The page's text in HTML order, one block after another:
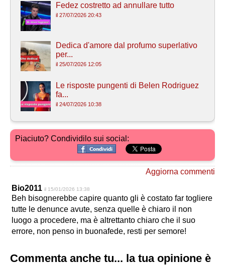
Fedez costretto ad annullare tutto
il 27/07/2026 20:43
Dedica d'amore dal profumo superlativo
per...
il 25/07/2026 12:05
Le risposte pungenti di Belen Rodriguez
fa...
il 24/07/2026 10:38
Piaciuto? Condividilo sui social:
Aggiorna commenti
Bio2011 il 15/01/2026 13:38
Beh bisognerebbe capire quanto gli è costato far togliere
tutte le denunce avute, senza quelle è chiaro il non
luogo a procedere, ma è altrettanto chiaro che il suo
errore, non penso in buonafede, resti per semore!
Commenta anche tu... la tua opinione è